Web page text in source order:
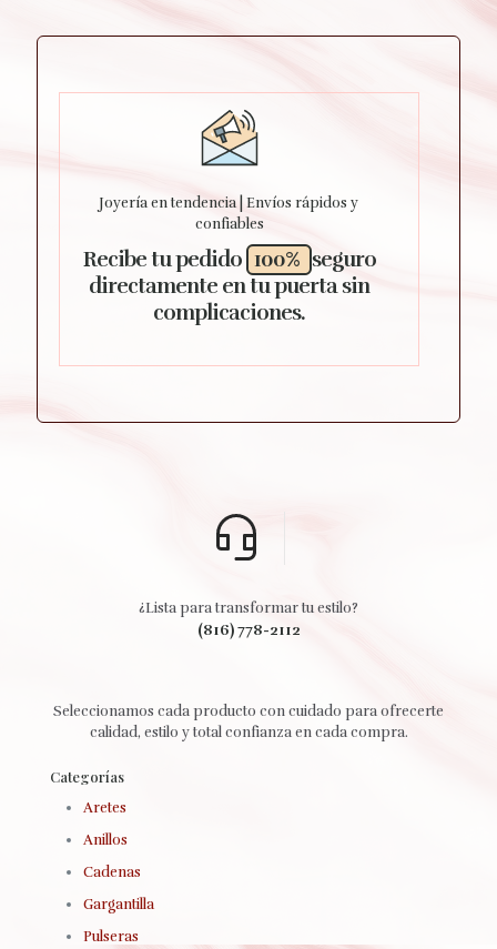
Recibe tu pedido 100% seguro
directamente en tu puerta sin
complicaciones.
Joyería en tendencia | Envíos rápidos y
confiables
(816) 778-2112
¿Lista para transformar tu estilo?
Seleccionamos cada producto con cuidado para ofrecerte
calidad, estilo y total confianza en cada compra.
Categorías
Aretes
Anillos
Cadenas
Gargantilla
Pulseras